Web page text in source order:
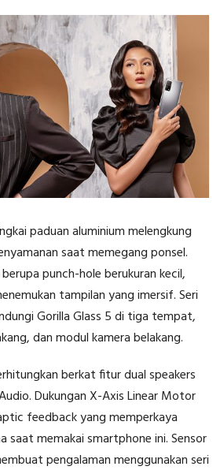
paduan aluminium melengkung
saat memegang ponsel.
punch-hole berukuran kecil,
tampilan yang imersif. Seri
Gorilla Glass 5 di tiga tempat,
dan modul kamera belakang.
berkat fitur dual speakers
Dukungan X-Axis Linear Motor
feedback yang memperkaya
saat memakai smartphone ini. Sensor
pengalaman menggunakan seri